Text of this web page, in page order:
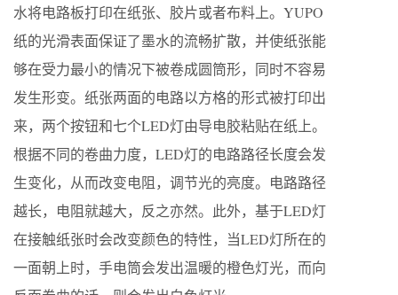
水将电路板打印在纸张、胶片或者布料上。YUPO
纸的光滑表面保证了墨水的流畅扩散，并使纸张能
够在受力最小的情况下被卷成圆筒形，同时不容易
发生形变。纸张两面的电路以方格的形式被打印出
来，两个按钮和七个LED灯由导电胶粘贴在纸上。
根据不同的卷曲力度，LED灯的电路路径长度会发
生变化，从而改变电阻，调节光的亮度。电路路径
越长，电阻就越大，反之亦然。此外，基于LED灯
在接触纸张时会改变颜色的特性，当LED灯所在的
一面朝上时，手电筒会发出温暖的橙色灯光，而向